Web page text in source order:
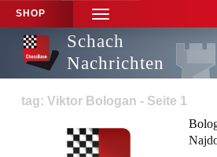
SHOP
TOGGLE
NAVIGATION
Schach
Nachrichten
tag: Viktor Bologan - Seite 1